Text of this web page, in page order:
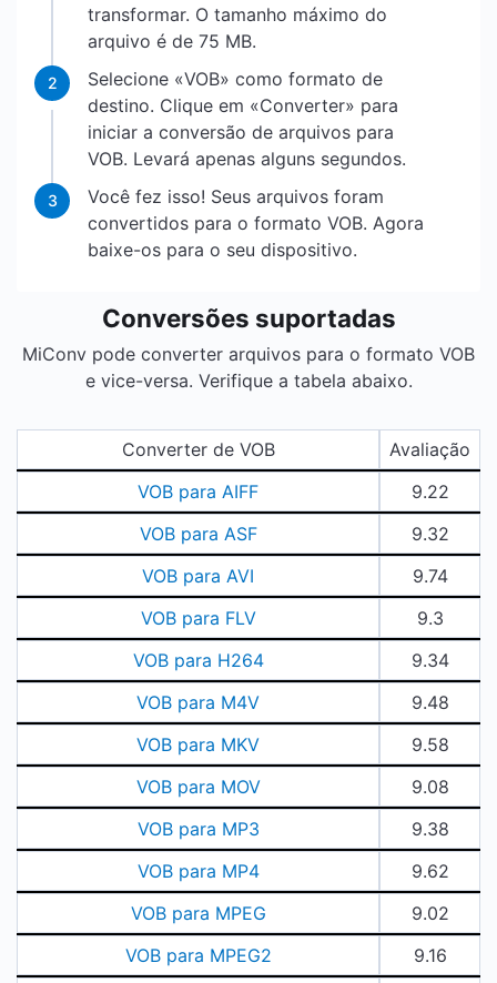
transformar. O tamanho máximo do
arquivo é de 75 MB.
2
Selecione «VOB» como formato de
destino. Clique em «Converter» para
iniciar a conversão de arquivos para
VOB. Levará apenas alguns segundos.
3
Você fez isso! Seus arquivos foram
convertidos para o formato VOB. Agora
baixe-os para o seu dispositivo.
Conversões suportadas
MiConv pode converter arquivos para o formato VOB
e vice-versa. Verifique a tabela abaixo.
Converter de VOB
Avaliação
VOB para AIFF
9.22
VOB para ASF
9.32
VOB para AVI
9.74
VOB para FLV
9.3
VOB para H264
9.34
VOB para M4V
9.48
VOB para MKV
9.58
VOB para MOV
9.08
VOB para MP3
9.38
VOB para MP4
9.62
VOB para MPEG
9.02
VOB para MPEG2
9.16